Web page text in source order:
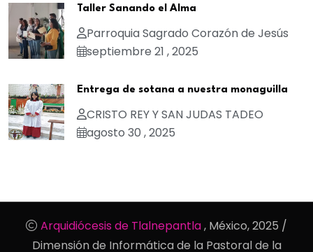
Taller Sanando el Alma
Parroquia Sagrado Corazón de Jesús
septiembre 21 , 2025
Entrega de sotana a nuestra monaguilla
CRISTO REY Y SAN JUDAS TADEO
agosto 30 , 2025
Arquidiócesis de Tlalnepantla, México, 2025 /
Dimensión de Informática de la Pastoral de la